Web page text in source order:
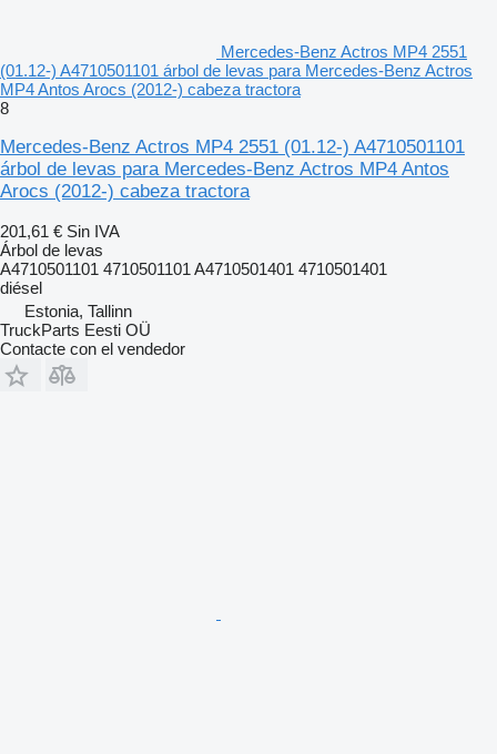
Mercedes-Benz Actros MP4 2551
(01.12-) A4710501101 árbol de levas para Mercedes-Benz Actros
MP4 Antos Arocs (2012-) cabeza tractora
8
Mercedes-Benz Actros MP4 2551 (01.12-) A4710501101
árbol de levas para Mercedes-Benz Actros MP4 Antos
Arocs (2012-) cabeza tractora
201,61 € Sin IVA
Árbol de levas
A4710501101 4710501101 A4710501401 4710501401
diésel
Estonia, Tallinn
TruckParts Eesti OÜ
Contacte con el vendedor